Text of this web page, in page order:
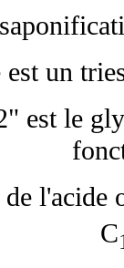
un
est le
l'acide
C